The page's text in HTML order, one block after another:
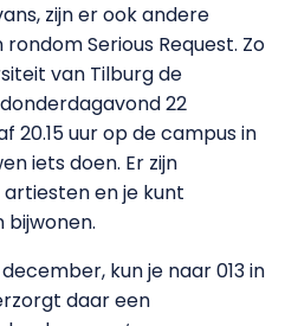
zijn er ook andere
Serious Request. Zo
van Tilburg de
22
20.15 uur op de campus in
iets doen. Er zijn
en je kunt
kun je naar 013 in
daar een